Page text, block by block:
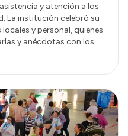
y atención a los
La institución celebró su
y personal, quienes
y anécdotas con los